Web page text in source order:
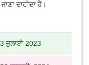
ਚਾਹੀਦਾ ਹੈ।
3 ਜੁਲਾਈ 2023